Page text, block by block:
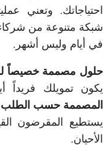
احتياجاتك. وتعني
شبكة متنوعة من شركاء
في أيام وليس أشهر.
حلول مصممة خصيصاً
يكون تمويلك
المصممة حسب الطلب
يستطيع المقرضون
الأحيان.